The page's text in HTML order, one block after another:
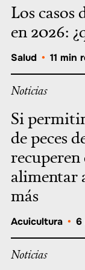
Los casos
en 2026:
Salud • 11 min
Noticias
Si
de peces
recuperen
alimentar
más
Acuicultura • 6
Noticias